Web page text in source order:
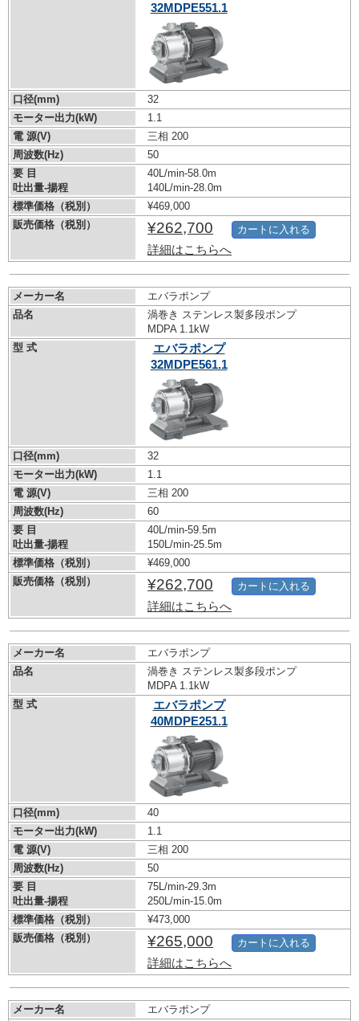
32MDPE551.1
口径(mm)
32
モーター出力(kW)
1.1
電 源(V)
三相 200
周波数(Hz)
50
要 目
吐出量-揚程
40L/min-58.0m
140L/min-28.0m
標準価格（税別）
¥469,000
販売価格（税別）
¥262,700
詳細はこちらへ
カートに入れる
メーカー名
エバラポンプ
品名
渦巻き ステンレス製多段ポンプ
MDPA 1.1kW
型 式
エバラポンプ
32MDPE561.1
口径(mm)
32
モーター出力(kW)
1.1
電 源(V)
三相 200
周波数(Hz)
60
要 目
吐出量-揚程
40L/min-59.5m
150L/min-25.5m
標準価格（税別）
¥469,000
販売価格（税別）
¥262,700
詳細はこちらへ
カートに入れる
メーカー名
エバラポンプ
品名
渦巻き ステンレス製多段ポンプ
MDPA 1.1kW
型 式
エバラポンプ
40MDPE251.1
口径(mm)
40
モーター出力(kW)
1.1
電 源(V)
三相 200
周波数(Hz)
50
要 目
吐出量-揚程
75L/min-29.3m
250L/min-15.0m
標準価格（税別）
¥473,000
販売価格（税別）
¥265,000
詳細はこちらへ
カートに入れる
メーカー名
エバラポンプ